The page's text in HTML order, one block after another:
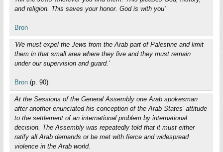
and religion. This saves your honor. God is with you'
Bron
'We must expel the Jews from the Arab part of Palestine and limit
them in that small area where they live and they must remain
under our supervision and guard.'
Bron (p. 90)
At the Sessions of the General Assembly one Arab spokesman
after another enunciated his conception of the Arab States’ attitude
to the settlement of an international problem by international
decision. The Assembly was repeatedly told that it must either
ratify all Arab demands or be met with fierce and widespread
violence in the Arab world.